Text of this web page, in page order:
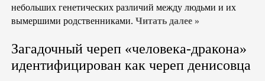
небольших генетических различий между людьми и их
вымершими родственниками. Читать далее »
Загадочный череп «человека-дракона»
идентифицирован как череп денисовца